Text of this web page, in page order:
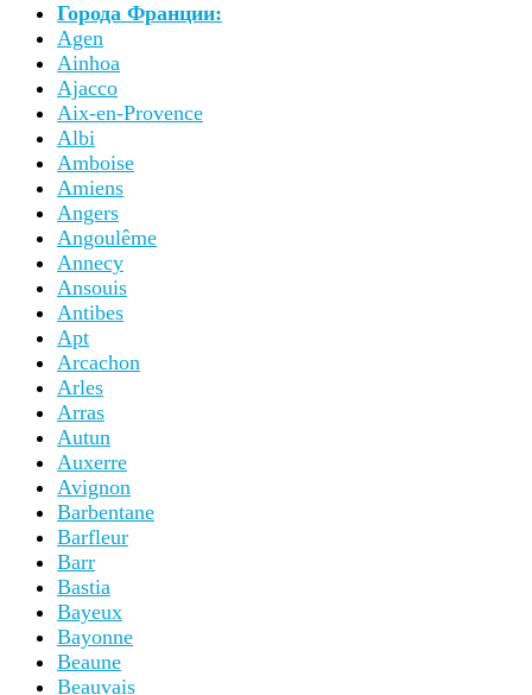
Города Франции:
Agen
Ainhoa
Ajacco
Aix-en-Provence
Albi
Amboise
Amiens
Angers
Angoulême
Annecy
Ansouis
Antibes
Apt
Arcachon
Arles
Arras
Autun
Auxerre
Avignon
Barbentane
Barfleur
Barr
Bastia
Bayeux
Bayonne
Beaune
Beauvais